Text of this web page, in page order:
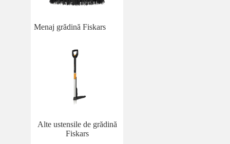
Menaj grădină Fiskars
Alte ustensile de grădină
Fiskars